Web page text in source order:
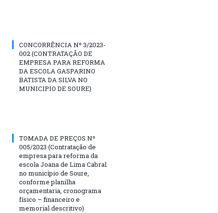
CONCORRÊNCIA Nº 3/2023-
002 (CONTRATAÇÃO DE
EMPRESA PARA REFORMA
DA ESCOLA GASPARINO
BATISTA DA SILVA NO
MUNICIPIO DE SOURE)
TOMADA DE PREÇOS Nº
005/2023 (Contratação de
empresa para reforma da
escola Joana de Lima Cabral
no município de Soure,
conforme planilha
orçamentaria, cronograma
físico – financeiro e
memorial descritivo)